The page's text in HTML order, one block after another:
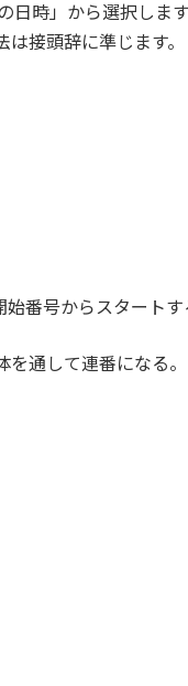
時」から選択します
接頭辞に準じます。
番号からスタートす
通して連番になる。